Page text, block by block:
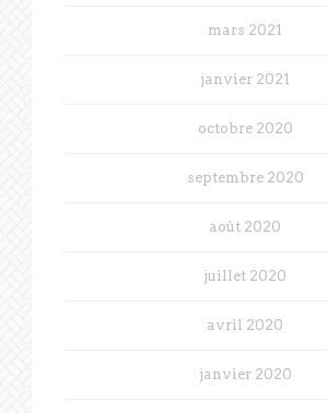
mars 2021
janvier 2021
octobre 2020
septembre 2020
août 2020
juillet 2020
avril 2020
janvier 2020